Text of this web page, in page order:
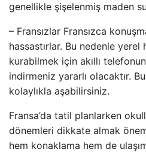
genellikle şişelenmiş maden
– Fransızlar Fransızca
hassastırlar. Bu nedenle
kurabilmek için akıllı
indirmeniz yararlı olacaktır.
kolaylıkla aşabilirsiniz.
Fransa’da tatil planlarken
dönemleri dikkate almak
hem konaklama hem de